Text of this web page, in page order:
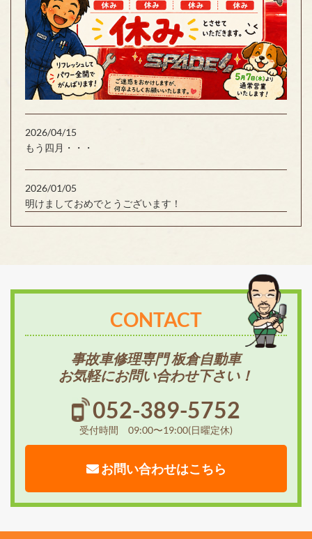
2026/04/15
もう四月・・・
2026/01/05
明けましておめでとうございます！
CONTACT
事故車修理専門 板倉自動車
お気軽にお問い合わせ下さい！
052-389-5752
受付時間 09:00〜19:00(日曜定休)
お問い合わせはこちら